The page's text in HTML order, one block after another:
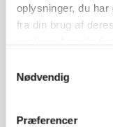
oplysninger, du
fra din brug af
Nødvendig
Præferencer
BUSINESS
Fra mark til